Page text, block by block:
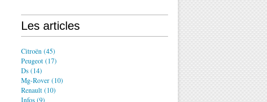
Les articles
Citroën (45)
Peugeot (17)
Ds (14)
Mg-Rover (10)
Renault (10)
Infos (9)